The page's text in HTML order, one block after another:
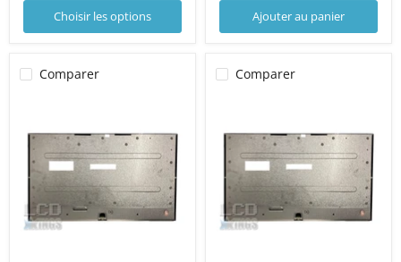
Choisir les options Ajouter au panier
Comparer Comparer